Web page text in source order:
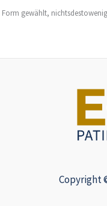
Form gewählt,
Copyright